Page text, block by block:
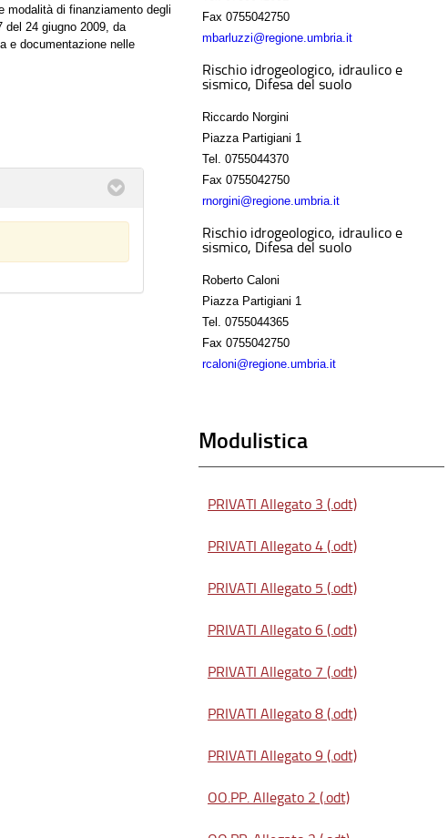
modalità di finanziamento degli
del 24 giugno 2009, da
e documentazione nelle
Fax 0755042750
mbarluzzi@regione.umbria.it
Rischio idrogeologico, idraulico e
sismico, Difesa del suolo
Riccardo Norgini
Piazza Partigiani 1
Tel.
0755044370
Fax 0755042750
rnorgini@regione.umbria.it
Rischio idrogeologico, idraulico e
sismico, Difesa del suolo
Roberto Caloni
Piazza Partigiani 1
Tel.
0755044365
Fax 0755042750
rcaloni@regione.umbria.it
Modulistica
PRIVATI Allegato 3 (.odt)
PRIVATI Allegato 4 (.odt)
PRIVATI Allegato 5 (.odt)
PRIVATI Allegato 6 (.odt)
PRIVATI Allegato 7 (.odt)
PRIVATI Allegato 8 (.odt)
PRIVATI Allegato 9 (.odt)
OO.PP. Allegato 2 (.odt)